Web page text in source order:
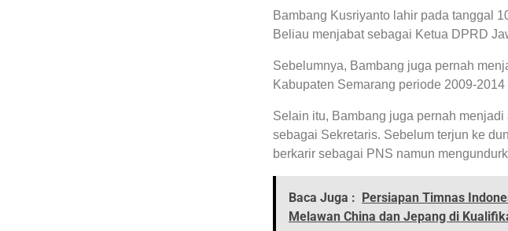
Bambang Kusriyanto lahir pada tanggal
Beliau menjabat sebagai Ketua DPRD
Sebelumnya, Bambang juga pernah
Kabupaten Semarang periode 2009-
Selain itu, Bambang juga pernah
sebagai Sekretaris. Sebelum terjun ke
berkarir sebagai PNS namun
Baca Juga : Persiapan Timnas
Melawan China dan Jepang di